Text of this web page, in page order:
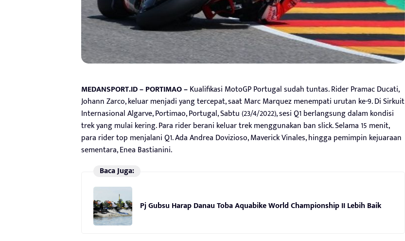
MEDANSPORT.ID – PORTIMAO –Kualifikasi MotoGP Portugal sudah tuntas. Rider Pramac Ducati,
Johann Zarco, keluar menjadi yang tercepat, saat Marc Marquez menempati urutan ke-9. Di Sirkuit
Internasional Algarve, Portimao, Portugal, Sabtu (23/4/2022), sesi Q1 berlangsung dalam kondisi
trek yang mulai kering. Para rider berani keluar trek menggunakan ban slick. Selama 15 menit,
para rider top menjalani Q1. Ada Andrea Dovizioso, Maverick Vinales, hingga pemimpin kejuaraan
sementara, Enea Bastianini.
Baca Juga:
Pj Gubsu Harap Danau Toba Aquabike World Championship II Lebih Baik